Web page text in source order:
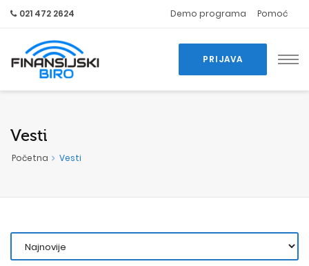
021 472 2624 Demo programa Pomoć
PRIJAVA
Vesti
Početna Vesti